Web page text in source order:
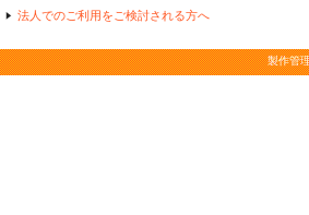
法人でのご利用をご検討される方へ
製作管